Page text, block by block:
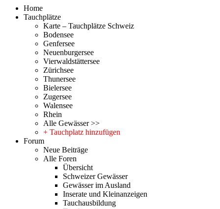
Home
Tauchplätze
Karte – Tauchplätze Schweiz
Bodensee
Genfersee
Neuenburgersee
Vierwaldstättersee
Zürichsee
Thunersee
Bielersee
Zugersee
Walensee
Rhein
Alle Gewässer >>
+ Tauchplatz hinzufügen
Forum
Neue Beiträge
Alle Foren
Übersicht
Schweizer Gewässer
Gewässer im Ausland
Inserate und Kleinanzeigen
Tauchausbildung